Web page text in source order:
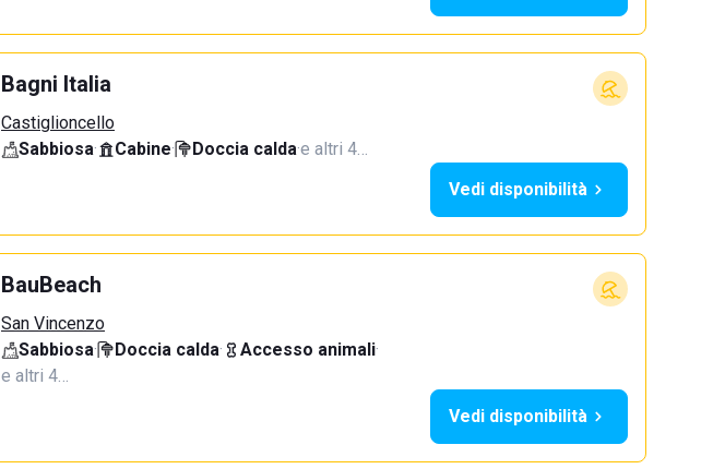
Bagni Italia
Castiglioncello
Sabbiosa· Cabine· Doccia calda·e altri 4…
Vedi disponibilità
BauBeach
San Vincenzo
Sabbiosa· Doccia calda· Accesso animali·
e altri 4…
Vedi disponibilità